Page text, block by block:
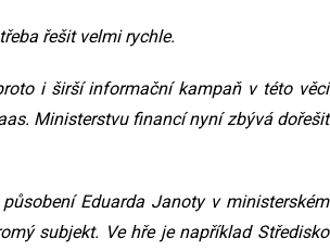
řešit velmi rychle.
i širší informační kampaň v této věci
Ministerstvu financí nyní zbývá dořešit
Eduarda Janoty v ministerském
subjekt. Ve hře je například Středisko